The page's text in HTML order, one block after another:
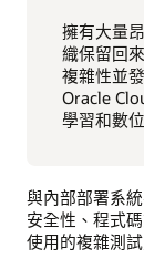
擁有大量
織保留回
複雜性並
Oracle
學習和數
與內部部署系
安全性、程式
使用的複雜測